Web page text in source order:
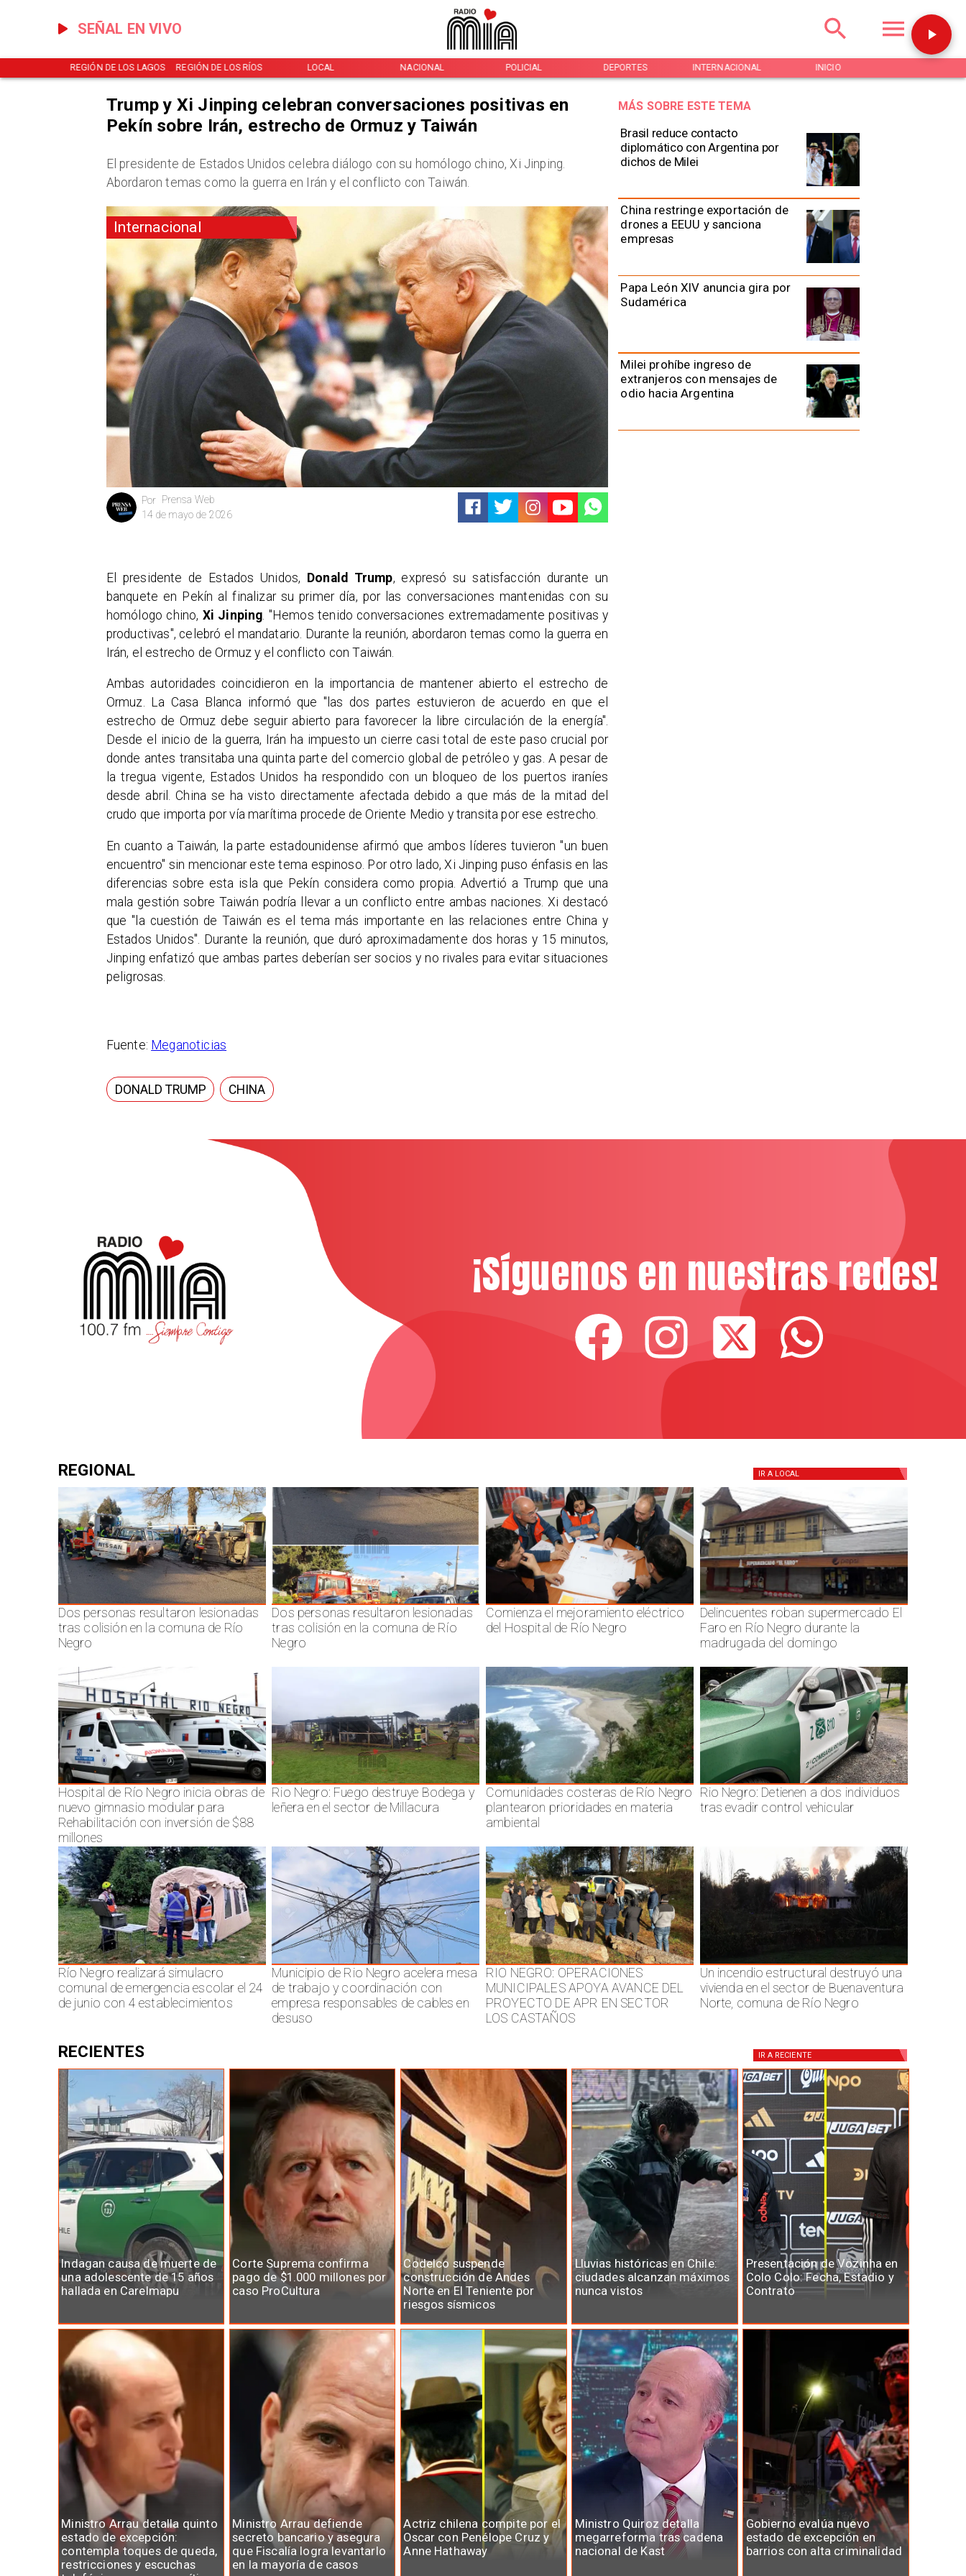
SEÑAL EN VIVO
REGIÓN DE LOS LAGOS REGIÓN DE LOS RÍOS LOCAL INTERNACIONAL INICIO
Internacional
Prensa Web
Por
14 de mayo de 2026
Brasil reduce contacto
diplomático con Argentina por
dichos de Milei
China restringe exportación de
drones a EEUU y sanciona
empresas
Papa León XIV anuncia gira por
Sudamérica
Milei prohíbe ingreso de
extranjeros con mensajes de
odio hacia Argentina
MÁS SOBRE ESTE TEMA
Trump y Xi Jinping celebran conversaciones positivas en
Pekín sobre Irán, estrecho de Ormuz y Taiwán
El presidente de Estados Unidos celebra diálogo con su homólogo chino, Xi Jinping.
Abordaron temas como la guerra en Irán y el conflicto con Taiwán.
El presidente de Estados Unidos, Donald Trump, expresó su satisfacción durante un
banquete en Pekín al finalizar su primer día, por las conversaciones mantenidas con su
homólogo chino, Xi Jinping . "Hemos tenido conversaciones extremadamente positivas y
productivas", celebró el mandatario. Durante la reunión, abordaron temas como la guerra en
Irán, el estrecho de Ormuz y el conflicto con Taiwán.
Ambas autoridades coincidieron en la importancia de mantener abierto el estrecho de
Ormuz. La Casa Blanca informó que "las dos partes estuvieron de acuerdo en que el
estrecho de Ormuz debe seguir abierto para favorecer la libre circulación de la energía".
Desde el inicio de la guerra, Irán ha impuesto un cierre casi total de este paso crucial por
donde antes transitaba una quinta parte del comercio global de petróleo y gas. A pesar de
la tregua vigente, Estados Unidos ha respondido con un bloqueo de los puertos iraníes
desde abril. China se ha visto directamente afectada debido a que más de la mitad del
crudo que importa por vía marítima procede de Oriente Medio y transita por ese estrecho.
En cuanto a Taiwán, la parte estadounidense afirmó que ambos líderes tuvieron "un buen
encuentro" sin mencionar este tema espinoso. Por otro lado, Xi Jinping puso énfasis en las
diferencias sobre esta isla que Pekín considera como propia. Advertió a Trump que una
mala gestión sobre Taiwán podría llevar a un conflicto entre ambas naciones. Xi destacó
que "la cuestión de Taiwán es el tema más importante en las relaciones entre China y
Estados Unidos". Durante la reunión, que duró aproximadamente dos horas y 15 minutos,
Jinping enfatizó que ambas partes deberían ser socios y no rivales para evitar situaciones
peligrosas.
Fuente: Meganoticias
DONALD TRUMP CHINA
¡Síguenos en nuestras redes!
REGIONAL IR A LOCAL
Dos personas resultaron lesionadas
tras colisión en la comuna de Río
Negro
Dos personas resultaron lesionadas
tras colisión en la comuna de Río
Negro
Comienza el mejoramiento eléctrico
del Hospital de Río Negro
Delincuentes roban supermercado El
Faro en Río Negro durante la
madrugada del domingo
Hospital de Río Negro inicia obras de
nuevo gimnasio modular para
Rehabilitación con inversión de $88
millones
Rio Negro: Fuego destruye Bodega y
leñera en el sector de Millacura
Comunidades costeras de Río Negro
plantearon prioridades en materia
ambiental
Rio Negro: Detienen a dos individuos
tras evadir control vehicular
Río Negro realizará simulacro
comunal de emergencia escolar el 24
de junio con 4 establecimientos
Municipio de Rio Negro acelera mesa
de trabajo y coordinación con
empresa responsables de cables en
desuso
RIO NEGRO: OPERACIONES
MUNICIPALES APOYA AVANCE DEL
PROYECTO DE APR EN SECTOR
LOS CASTAÑOS
Un incendio estructural destruyó una
vivienda en el sector de Buenaventura
Norte, comuna de Río Negro
Indagan causa de muerte de
una adolescente de 15 años
hallada en Carelmapu
Corte Suprema confirma
pago de $1.000 millones por
caso ProCultura
Codelco suspende
construcción de Andes
Norte en El Teniente por
riesgos sísmicos
Lluvias históricas en Chile:
ciudades alcanzan máximos
nunca vistos
Presentación de Vozinha en
Colo Colo: Fecha, Estadio y
Contrato
Ministro Arrau detalla quinto
estado de excepción:
contempla toques de queda,
restricciones y escuchas
Ministro Arrau defiende
secreto bancario y asegura
que Fiscalía logra levantarlo
en la mayoría de casos
Actriz chilena compite por el
Oscar con Penélope Cruz y
Anne Hathaway
Ministro Quiroz detalla
megarreforma tras cadena
nacional de Kast
Gobierno evalúa nuevo
estado de excepción en
barrios con alta criminalidad
RECIENTES IR A RECIENTE